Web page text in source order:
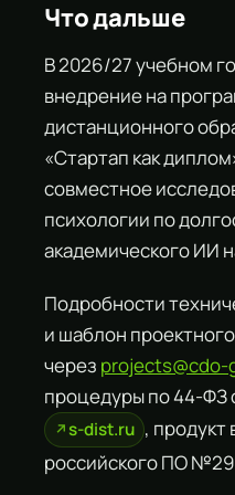
Что дальше
В 2026/27 учебном
внедрение на
дистанционного
«Стартап как
совместное
психологии по
академического ИИ
Подробности
и шаблон
через projects@cdo-
процедуры по 44-ФЗ
s-dist.ru , продукт
российского ПО